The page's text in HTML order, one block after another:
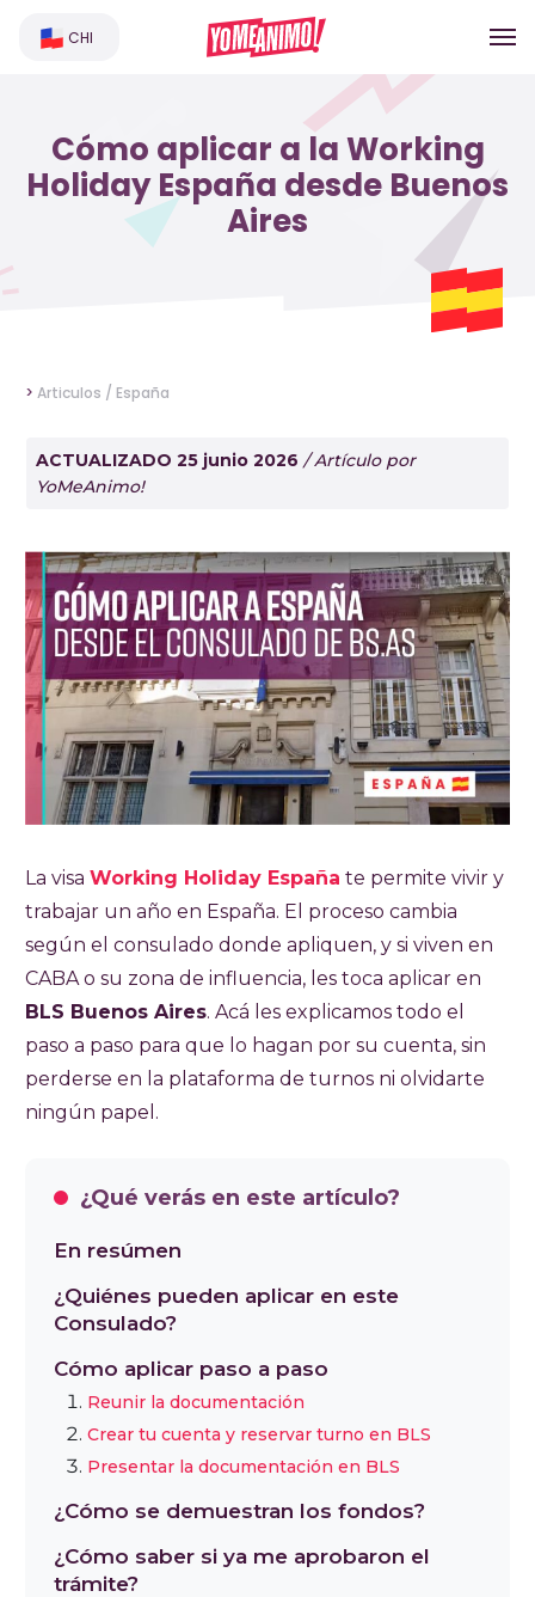
CHI
Cómo aplicar a la Working
Holiday España desde Buenos
Aires
> Articulos / España
ACTUALIZADO 25 junio 2026 / Artículo por
YoMeAnimo!
La visa Working Holiday España te permite vivir y
trabajar un año en España. El proceso cambia
según el consulado donde apliquen, y si viven en
CABA o su zona de influencia, les toca aplicar en
BLS Buenos Aires. Acá les explicamos todo el
paso a paso para que lo hagan por su cuenta, sin
perderse en la plataforma de turnos ni olvidarte
ningún papel.
¿Qué verás en este artículo?
En resúmen
¿Quiénes pueden aplicar en este
Consulado?
Cómo aplicar paso a paso
Reunir la documentación
Crear tu cuenta y reservar turno en BLS
Presentar la documentación en BLS
¿Cómo se demuestran los fondos?
¿Cómo saber si ya me aprobaron el
trámite?